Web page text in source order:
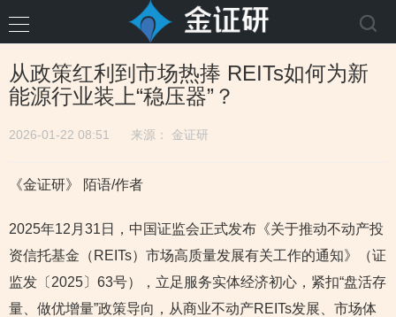
从政策红利到市场热捧 REITs如何为新
能源行业装上“稳压器”？
2026-01-22 08:51 来源： 金证研
《金证研》 陌语/作者
2025年12月31日，中国证监会正式发布《关于推动不动产投
资信托基金（REITs）市场高质量发展有关工作的通知》（证
监发〔2025〕63号），立足服务实体经济初心，紧扣“盘活存
量、做优增量”政策导向，从商业不动产REITs发展、市场体